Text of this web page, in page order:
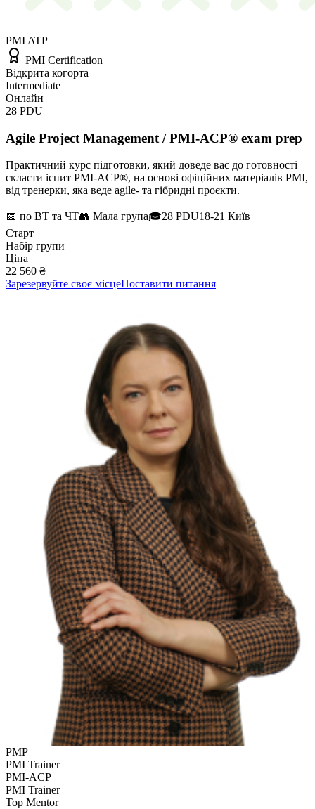
PMI ATP
PMI Certification
Відкрита когорта
Intermediate
Онлайн
28 PDU
Agile Project Management / PMI-ACP® exam prep
Практичний курс підготовки, який доведе вас до готовності
скласти іспит PMI-ACP®, на основі офіційних матеріалів PMI,
від тренерки, яка веде agile- та гібридні проєкти.
📅 по ВТ та ЧТ👥 Мала група🎓28 PDU18-21 Київ
Старт
Набір групи
Ціна
22 560 ₴
Зарезервуйте своє місцеПоставити питання
PMP
PMI Trainer
PMI-ACP
PMI Trainer
Top Mentor